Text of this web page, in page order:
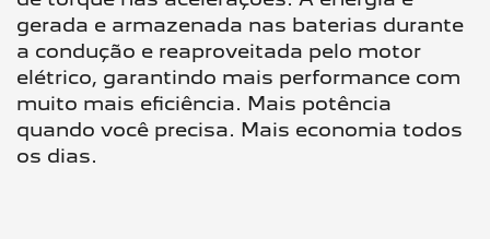
gerada e armazenada nas baterias durante
a condução e reaproveitada pelo motor
elétrico, garantindo mais performance com
muito mais eficiência. Mais potência
quando você precisa. Mais economia todos
os dias.